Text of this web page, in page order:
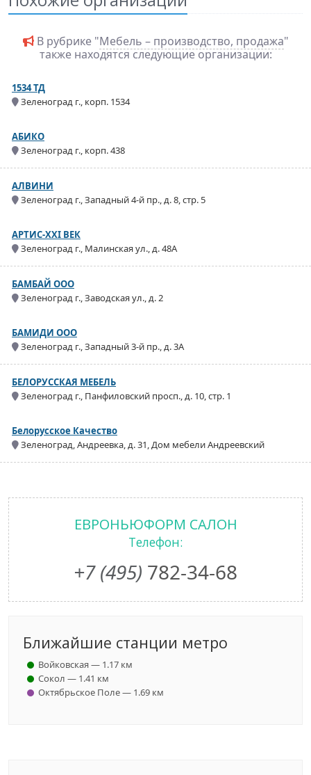
В рубрике "Мебель – производство, продажа"
также находятся следующие организации:
1534 ТД
Зеленоград г., корп. 1534
АБИКО
Зеленоград г., корп. 438
АЛВИНИ
Зеленоград г., Западный 4-й пр., д. 8, стр. 5
АРТИС-XXI ВЕК
Зеленоград г., Малинская ул., д. 48А
БАМБАЙ ООО
Зеленоград г., Заводская ул., д. 2
БАМИДИ ООО
Зеленоград г., Западный 3-й пр., д. 3А
БЕЛОРУССКАЯ МЕБЕЛЬ
Зеленоград г., Панфиловский просп., д. 10, стр. 1
Белорусское Качество
Зеленоград, Андреевка, д. 31, Дом мебели Андреевский
ЕВРОНЬЮФОРМ САЛОН
Телефон:
+7 (495) 782-34-68
Ближайшие станции метро
Войковская — 1.17 км
Сокол — 1.41 км
Октябрьское Поле — 1.69 км